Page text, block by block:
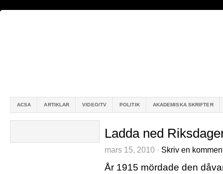
ACSA ARTIKLAR VIDEO/TV POLITIK AKADEMISKA SKRIFTER
Ladda ned
mars 15, 2010 · Skriv en
År 1915 mördade den